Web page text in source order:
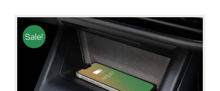
werden
Sale!
Dieses
Details